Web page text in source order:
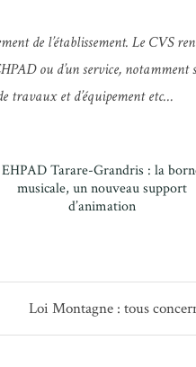
de l’établissement. Le CVS
ou d’un service, notamment
travaux et d’équipement etc…
EHPAD Tarare-Grandris : la
musicale, un nouveau support
d’animation
Loi Montagne : tous